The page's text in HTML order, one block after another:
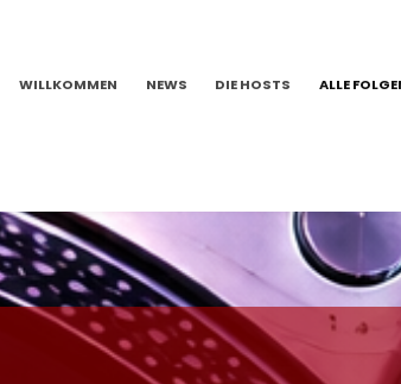
WILLKOMMEN NEWS DIE HOSTS ALLE